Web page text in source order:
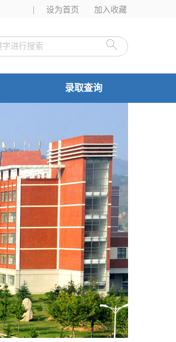
设为首页 加入收藏
录取查询